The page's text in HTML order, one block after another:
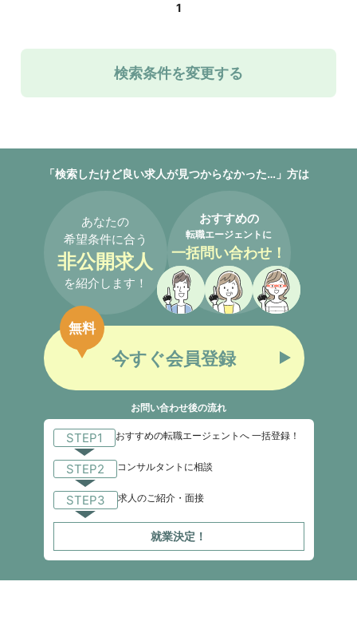
1
検索条件を変更する
「検索したけど良い求人が見つからなかった…」方は
あなたの
希望条件に合う
非公開求人
を紹介します！
おすすめの
転職エージェントに
一括問い合わせ！
今すぐ会員登録
無料
お問い合わせ後の流れ
STEP1 おすすめの転職エージェントへ 一括登録！
STEP2 コンサルタントに相談
STEP3 求人のご紹介・面接
就業決定！